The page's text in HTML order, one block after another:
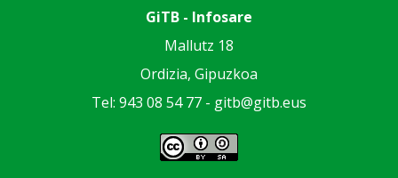
GiTB - Infosare
Mallutz 18
Ordizia, Gipuzkoa
Tel: 943 08 54 77 - gitb@gitb.eus